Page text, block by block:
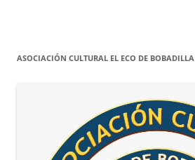
ASOCIACIÓN CULTURAL EL ECO DE BOBADILLA